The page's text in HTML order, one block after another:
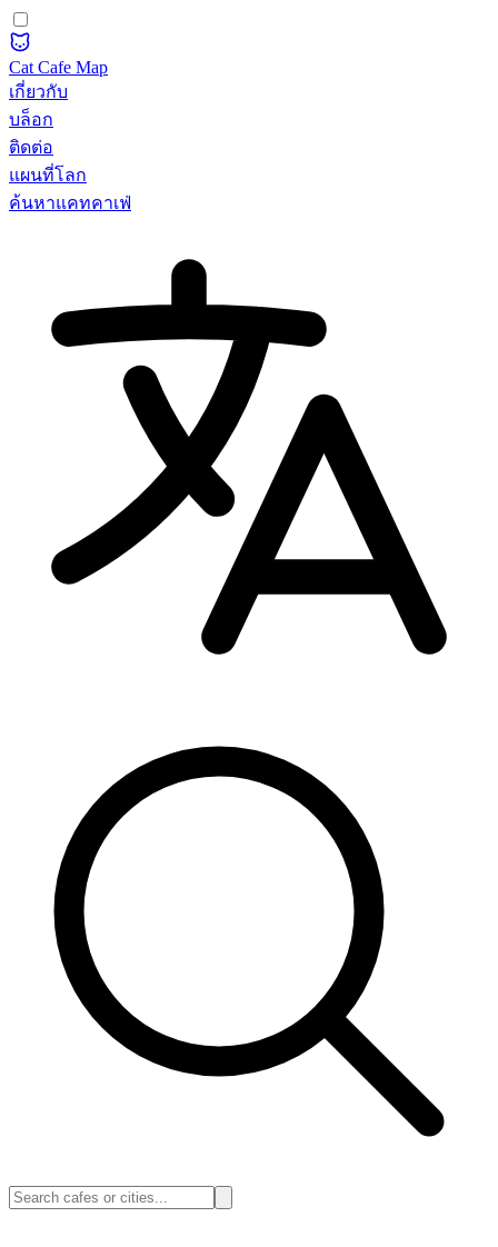
Cat Cafe Map
เกี่ยวกับ
บล็อก
ติดต่อ
แผนที่โลก
ค้นหาแคทคาเฟ่